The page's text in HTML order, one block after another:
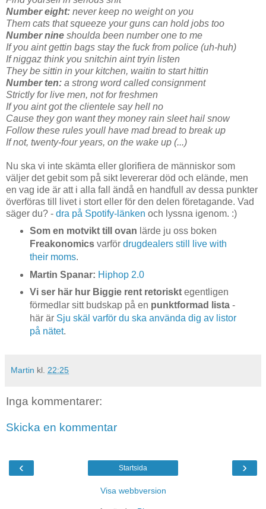
Number eight: never keep no weight on you
Them cats that squeeze your guns can hold jobs too
Number nine shoulda been number one to me
If you aint gettin bags stay the fuck from police (uh-huh)
If niggaz think you snitchin aint tryin listen
They be sittin in your kitchen, waitin to start hittin
Number ten: a strong word called consignment
Strictly for live men, not for freshmen
If you aint got the clientele say hell no
Cause they gon want they money rain sleet hail snow
Follow these rules youll have mad bread to break up
If not, twenty-four years, on the wake up (...)
Nu ska vi inte skämta eller glorifiera de människor som
väljer det gebit som på sikt levererar död och elände, men
en vag ide är att i alla fall ändå en handfull av dessa punkter
överföras till livet i stort eller för den delen företagande. Vad
säger du? - dra på Spotify-länken och lyssna igenom. :)
Som en motvikt till ovan lärde ju oss boken
Freakonomicsvarför drugdealers still live with
their moms.
Martin Spanar: Hiphop 2.0
Vi ser här hur Biggie rent retorisktegentligen
förmedlar sitt budskap på en punktformad lista-
här är Sju skäl varför du ska använda dig av listor
på nätet.
Martin kl. 22:25
Inga kommentarer:
Skicka en kommentar
‹ ›
Startsida
Visa webbversion